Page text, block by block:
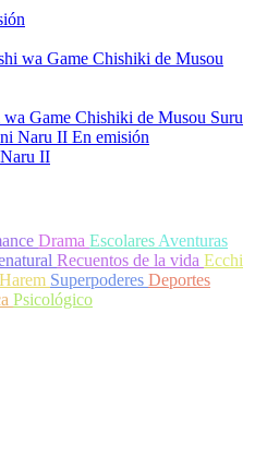
Game Chishiki de Musou Suru
En emisión
II
Drama EscolaresAventuras
Recuentos de la vida Ecchi
Harem Superpoderes Deportes
Psicológico